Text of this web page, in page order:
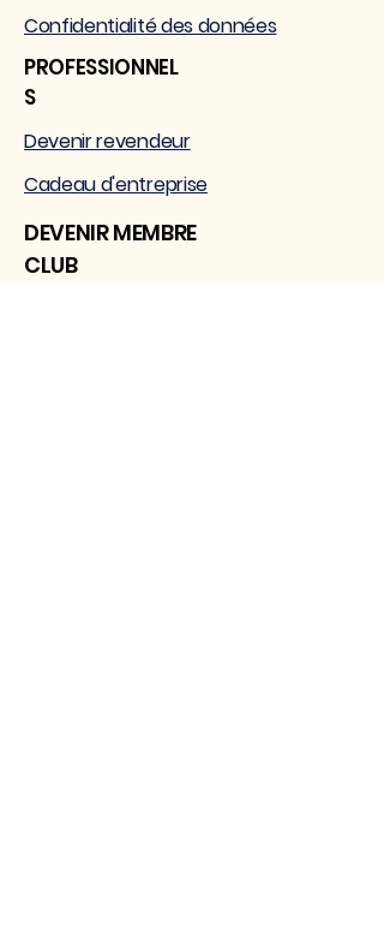
Confidentialité des données
PROFESSIONNEL
S
Devenir revendeur
Cadeau d'entreprise
DEVENIR MEMBRE
CLUB